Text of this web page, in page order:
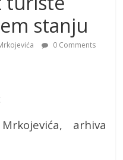
stanju
0 Comments
arhiva